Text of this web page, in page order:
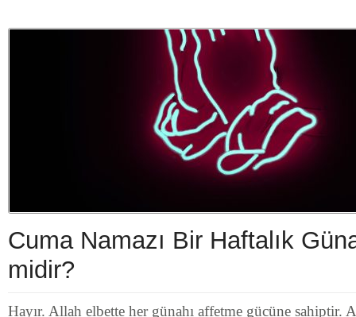
Cuma Namazı Bir Haftalık
midir?
Hayır. Allah elbette her günahı affetme gücüne sahiptir.